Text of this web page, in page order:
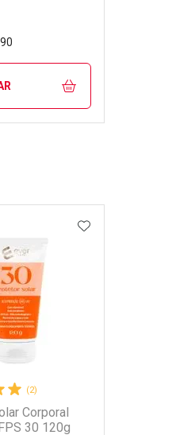
FAVORITOS
(2)
Corporal
30 120g
ADICIONAR AOS